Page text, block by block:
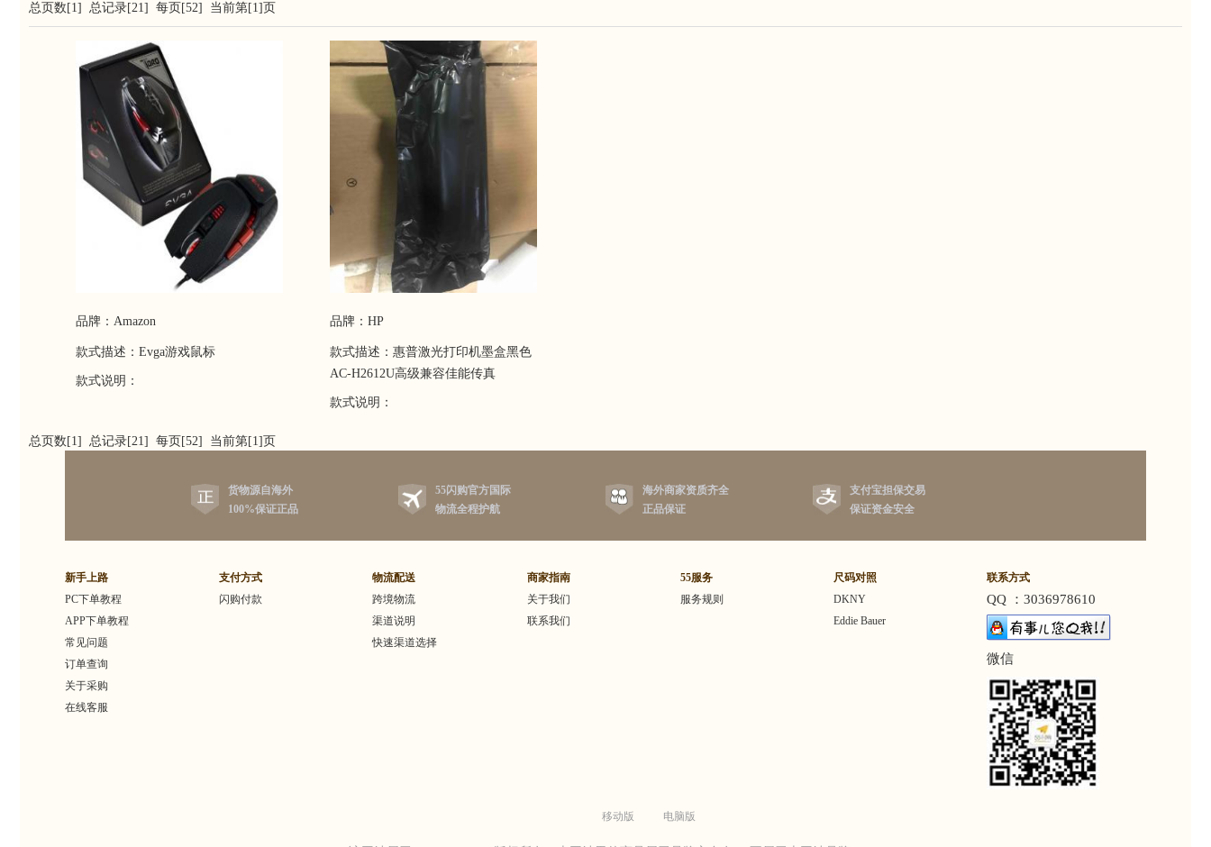
总页数[1] 总记录[21] 每页[52] 当前第[1]页
品牌：Amazon
款式描述：Evga游戏鼠标
款式说明：
品牌：HP
款式描述：惠普激光打印机墨盒黑色
AC-H2612U高级兼容佳能传真
款式说明：
总页数[1] 总记录[21] 每页[52] 当前第[1]页
货物源自海外
100%保证正品
55闪购官方国际
物流全程护航
海外商家资质齐全
正品保证
支付宝担保交易
保证资金安全
新手上路
PC下单教程
APP下单教程
常见问题
订单查询
关于采购
在线客服
支付方式
闪购付款
物流配送
跨境物流
渠道说明
快速渠道选择
商家指南
关于我们
联系我们
55服务
服务规则
尺码对照
DKNY
Eddie Bauer
联系方式
QQ ：3036978610
微信
移动版 电脑版